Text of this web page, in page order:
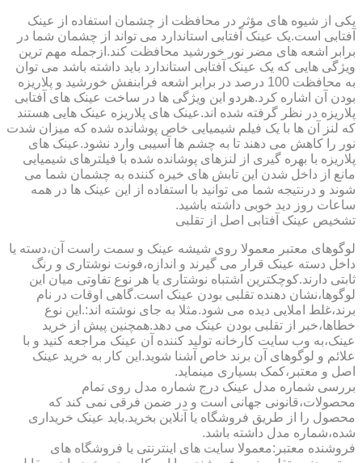
یکی از شیوه های مؤثر در محافظت از چشمان استفاده از عینک
آفتابی است.یک عینک آفتابی استاندارد می تواند از چشمان شما در
برابر اشعه های مضر نور خورشید محافظت کند.ازجمله مهم ترین
ویژگی هایی که یک عینک آفتابی استاندارد باید داشته باشد می توان
به محافظت 100 درصد در برابر اشعه فرابنفش خورشید و پلاریزه
بودن آن اشاره کرد.هردو این ویژگی ها در ساخت عینک های آفتابی
پلاریزه در نظر گرفته شده اند.عینک های پلاریزه عینک هایی هستند
که لنز آن ها با یک فیلم شیمیایی خاص پوشانده شده که میزان شدت
نور را کاهش می دهند تا به چشم ها آسیبی وارد نشود.عینک های
پلاریزه با بهره گیری از لنزهای پوشانده شده با فیلترهای شیمیایی
مانع از داخل شدن این تابش های خیره کننده به چشمان شما می
شوند و درنتیجه شما می توانید با استفاده از این عینک ها در همه
ساعات روز دید خوبی داشته باشید.
تشخیص عینک آفتابی اصل از تقلبی
لوگوهای معتبر معمولا روی شیشه عینک و سمت راست آن،دسته یا
داخل دسته عینک قرار می گیرند و اندازه،فونت نوشتاری و رنگ
ثابتی دارند.کوچکترین اشتباه نوشتاری یا هر نوع تفاوتی میان این
لوگوها،نشان دهنده تقلبی بودن عینک است.گاهی اوقات در نام
برند،غلط املایی دیده می شود.مثلا به جای نوشته اند:.این نوع
خطاها،خبر از تقلبی بودن عینک می دهد.همچنین پیش از خرید
عینک،به وب سایت کارخانه تولید کننده آن عینک مراجعه کنید و با
علائم و لوگوهای آن برند خاص آشنا شوید.این کار به خرید عینک
اصل و معتبر،کمک بسیاری مینماید.
بررسی شماره مدل عینک درج شماره مدل روی تمام
محصولات،قانونی جهانی است و در ضمن فرقی نمی کند که
محصول را از طریق فروشگاه یا آنلاین بخرید.باید عینک خریداری
شده،شماره مدل داشته باشد.
فروشنده معتبر:معمولا سایت های اینترنتی یا فروشگاه های